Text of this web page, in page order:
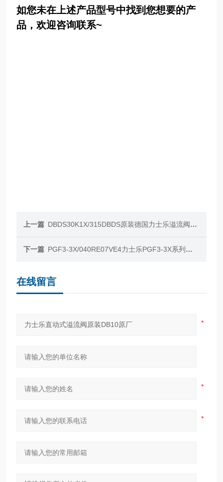
如您未在上述产品型号中找到您想要的产
品，欢迎咨询联系~
上一篇 DBDS30K1X/315DBDS原装德国力士乐溢流阀库房常规备货
下一篇 PGF3-3X/040RE07VE4力士乐PGF3-3X系列齿轮泵库房现货
在线留言